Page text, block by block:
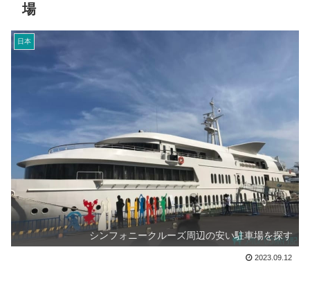
場
日本
シンフォニークルーズ周辺の安い駐車場を探す
2023.09.12